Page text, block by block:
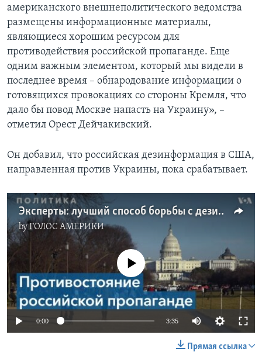
американского внешнеполитического ведомства
размещены информационные материалы,
являющиеся хорошим ресурсом для
противодействия российской пропаганде. Еще
одним важным элементом, который мы видели в
последнее время – обнародование информации о
готовящихся провокациях со стороны Кремля, что
дало бы повод Москве напасть на Украину», –
отметил Орест Дейчакивский.
Он добавил, что российская дезинформация в США,
направленная против Украины, пока срабатывает.
Эксперты: лучший способ борьбы с дезинформацией – борьба с ее источниками
byГОЛОС АМЕРИКИ
No media source currently available
0:00 3:35
Прямая ссылка